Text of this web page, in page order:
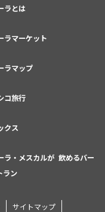
ラとは
ラマーケット
ラマップ
コ旅行
クス
ラ・メスカルが 飲めるバー
ラン
サイトマップ